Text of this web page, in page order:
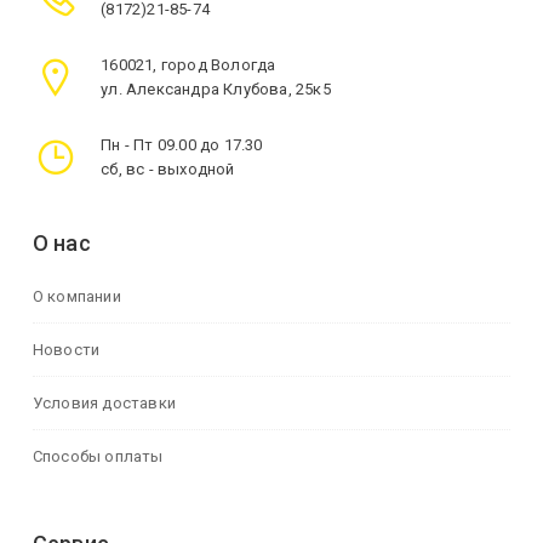
(8172)21-85-74
160021, город Вологда
ул. Александра Клубова, 25к5
Пн - Пт 09.00 до 17.30
сб, вс - выходной
О нас
О компании
Новости
Условия доставки
Способы оплаты